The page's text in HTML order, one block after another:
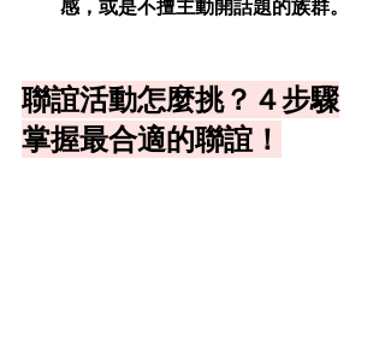
感，或是不擅主動開話題的族群。
聯誼活動怎麼挑？４步驟
掌握最合適的聯誼！